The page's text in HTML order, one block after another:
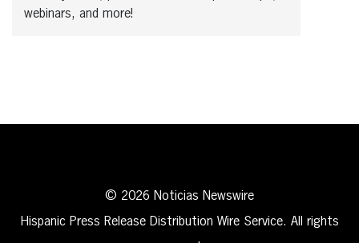
webinars, and more!
© 2026 Noticias Newswire
Hispanic Press Release Distribution Wire Service. All rights